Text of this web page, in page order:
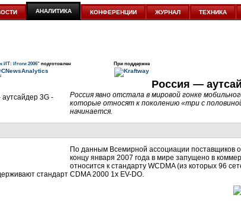
АНАЛИТИКА КОНФЕРЕНЦИИ ЖУРНАЛ ТЕХНИКА
ИТ: Итоги 2006" подготовлен При поддержке
Россия —
Россия явно отстала в мировой гонке
которые относят к поколению «три с
начинается.
По данным Всемирной ассоциации поставщиков
концу января 2007 года в мире запущено в
относится к стандарту WCDMA (из которых 96
стандарт CDMA 2000 1х EV-DO.